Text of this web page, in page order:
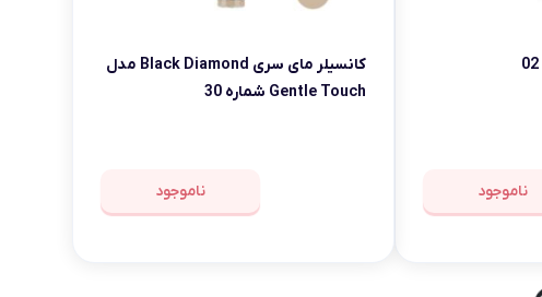
ناموجود
کانسیلر مای سری Black Diamond مدل
Gentle Touch شماره 30
ناموجود